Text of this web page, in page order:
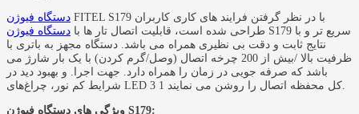
دستگاه فیوژن FITEL S179 با در نظر گرفتن فرایند های کاری کاربران
طراحی شده است، قابلیت اتصال تار ها با دستگاه فیوژن
S179 سریع تر و با
نتایج ثابت و دقت بی نظیری همراه می باشد. دستگاه مجهز به باتری با
ظرفیت بالا /بیش از 200 چرخه اتصال (وصل/گرم کردن) با یک بار شارژ می
باشد که صرفه جویی در زمان را همراه دارد. جهت اجرا. و بهبود دید در
شرایط کم نور، چراغ‌های LED 3 1 کل محفظه اتصال را روشن می نمایند.
ویژگی های دستگاه فیوژن S179: